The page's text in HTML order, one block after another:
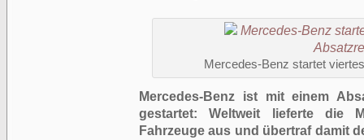
Mercedes-Benz startet
Mercedes-Benz ist mit einem
gestartet: Weltweit lieferte die
Fahrzeuge aus und übertraf damit